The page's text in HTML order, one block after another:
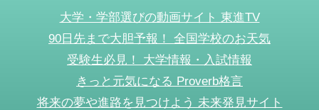
大学・学部選びの動画サイト 東進TV
90日先まで大胆予報！ 全国学校のお天気
受験生必見！ 大学情報・入試情報
きっと元気になる Proverb格言
将来の夢や進路を見つけよう 未来発見サイト